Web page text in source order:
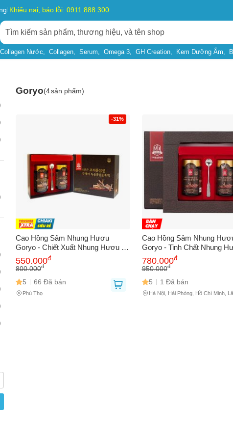
Khiếu nại, báo lỗi: 0911.888.300
Collagen Nước Collagen Serum Omega 3 GH Creation Kem Dưỡng Ẩm
Goryo(4sản phẩm)
-31%
Cao Hồng Sâm Nhung Hươu
Goryo - Chiết Xuất Nhung Hươu và
Hồng Sâm Hàn Quốc, Tăng Cường
Sức Khỏe, 2 Lọ x 250g
550.000đ
800.000đ
5 66 Đã bán
Phú Thọ
Cao Hồng Sâm Nhung
Goryo - Tinh Chất Nhung
Hồng Sâm Hàn Quốc (2 Lọ x
- Bổ Dưỡng Cơ Thể, Tăng
780.000đ
950.000đ
5 1 Đã bán
Hà Nội, Hải Phòng, Hồ Chí Minh,
Bạn gặp vấn đề về Sản phẩm
Hãy báo lỗi cho chúng tôi. Hoặc gọi cho chúng